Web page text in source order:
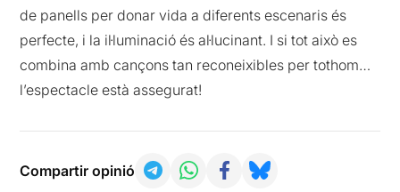
de panells per donar vida a diferents escenaris és
perfecte, i la il·luminació és al·lucinant. I si tot això es
combina amb cançons tan reconeixibles per tothom…
l’espectacle està assegurat!
Compartir opinió